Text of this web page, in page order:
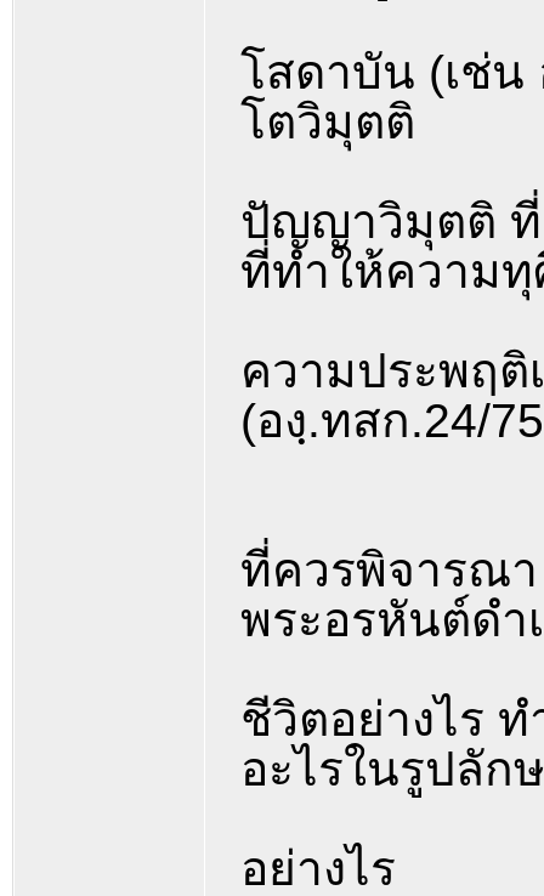
โสดาบัน (เช่น
โตวิมุตติ
ปัญญาวิมุตติ ที่
ที่ทำให้ความ
ความประพฤติ
(องฺ.ทสก.24/
ที่ควรพิจารณา
พระอรหันต์ดำ
ชีวิตอย่างไร
อะไรในรูปลัก
อย่างไร